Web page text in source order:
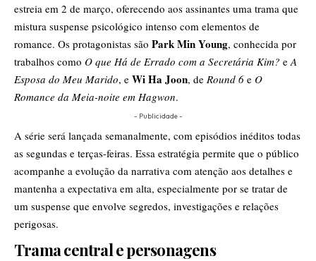
estreia em 2 de março, oferecendo aos assinantes uma trama que
mistura suspense psicológico intenso com elementos de
romance. Os protagonistas são Park Min Young, conhecida por
trabalhos como O que Há de Errado com a Secretária Kim? e A
Esposa do Meu Marido, e Wi Ha Joon, de Round 6 e O
Romance da Meia-noite em Hagwon.
- Publicidade -
A série será lançada semanalmente, com episódios inéditos todas
as segundas e terças-feiras. Essa estratégia permite que o público
acompanhe a evolução da narrativa com atenção aos detalhes e
mantenha a expectativa em alta, especialmente por se tratar de
um suspense que envolve segredos, investigações e relações
perigosas.
Trama central e personagens